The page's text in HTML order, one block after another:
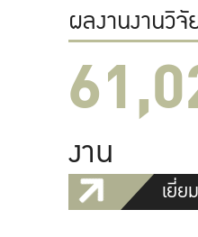
ผลงานงานวิ
งาน
เยี่ย